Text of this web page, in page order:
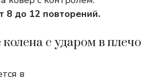
8 до 12 повторений.
с ударом в плечо
в